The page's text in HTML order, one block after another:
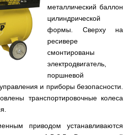
металлический баллон
цилиндрической
формы. Сверху на
ресивере
смонтированы
электродвигатель,
поршневой
и приборы безопасности.
транспортировочные колеса
приводом устанавливаются